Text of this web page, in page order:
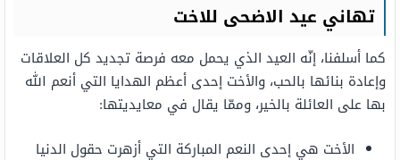
تهاني عيد الاضحى للاخت
كما أسلفنا، إنّه العيد الذي يحمل معه فرصة تجديد كل العلاقات
وإعادة بنائها بالحب، والأخت إحدى أعظم الهدايا التي أنعم الله
بها على العائلة بالخير، وممّا يقال في معايديتها:
الأخت هي إحدى النعم المباركة التي أزهرت حقول الدنيا